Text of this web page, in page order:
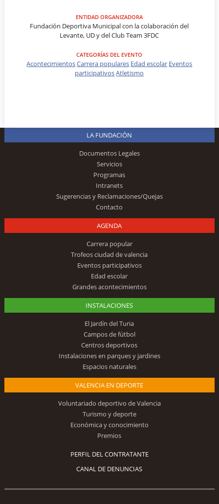
ENTIDAD ORGANIZADORA
Fundación Deportiva Municipal con la colaboración del
Levante, UD y del Club Team 3FDC
CATEGORÍAS DEL EVENTO
AcontecimientosCarrera populares Edad escolar Eventos
participativosAtletismo
LA FUNDACIÓN
Documentos Legales
Servicios
Programas
Intranets
Sugerencias y Reclamaciones/Quejas
Contacto
AGENDA
Carrera popular
Trofeos ciudad de valencia
Eventos participativos
Edad escolar
Grandes acontecimientos
INSTALACIONES
El Jardín del Turia
Campos de fútbol
Centros deportivos
Instalaciones en parques y jardines
Espacios naturales
VALENCIA EN DEPORTE
Voluntariado deportivo de Valencia
Turismo y deporte
Económica y conocimiento
Premios
PERFIL DEL CONTRATANTE
CANAL DE DENUNCIAS